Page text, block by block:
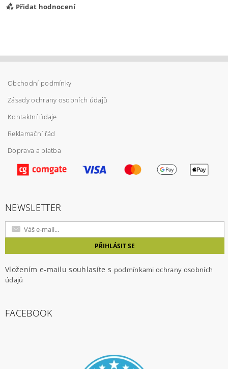
Přidat hodnocení
Vložením hodnocení souhlasíte spodmínkami
ochrany osobních údajů
Obchodní podmínky
Zásady ochrany osobních údajů
Kontaktní údaje
Reklamační řád
Doprava a platba
NEWSLETTER
Vložením e-mailu souhlasíte s podmínkami ochrany osobních
údajů
FACEBOOK